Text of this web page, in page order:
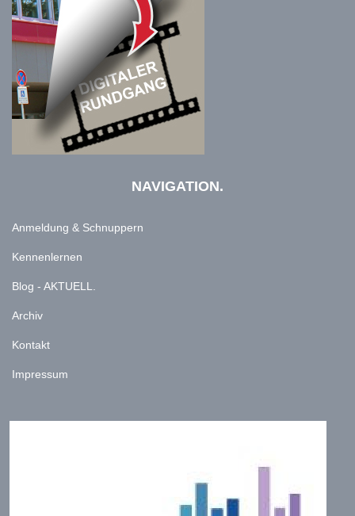
NAVIGATION.
Anmeldung & Schnuppern
Kennenlernen
Blog - AKTUELL.
Archiv
Kontakt
Impressum